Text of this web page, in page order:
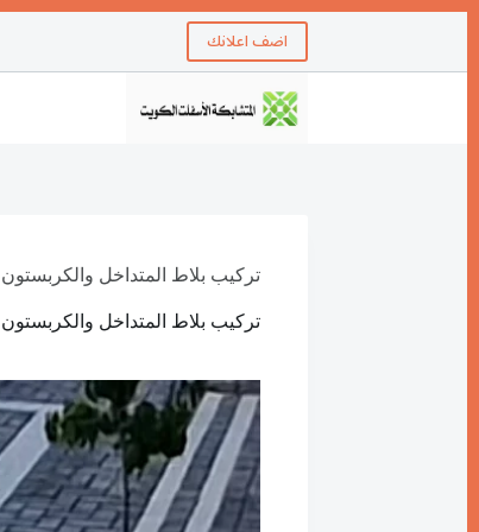
اضف اعلانك
تركيب بلاط المتداخل والكربستون الكويت
تركيب بلاط المتداخل والكربستون الكويت